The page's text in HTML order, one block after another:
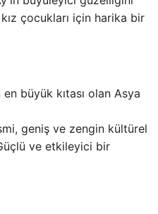
çocukları için harika bir
en büyük kıtası olan Asya
geniş ve zengin kültürel
ve etkileyici bir